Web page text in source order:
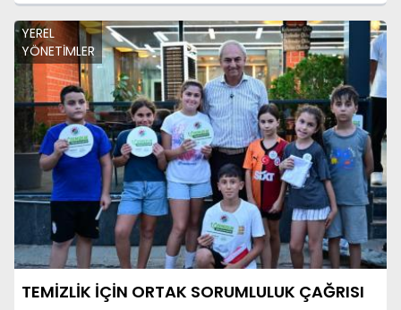
YEREL
YÖNETİMLER
TEMİZLİK İÇİN ORTAK SORUMLULUK ÇAĞRISI